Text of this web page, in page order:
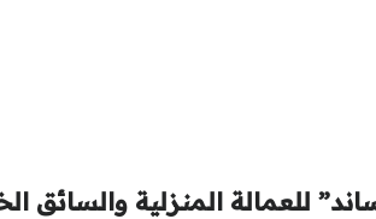
للعمالة المنزلية والسائق